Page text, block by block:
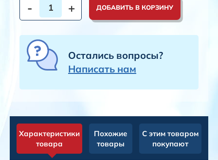
- + ДОБАВИТЬ В КОРЗИНУ
Остались вопросы?
Написать нам
Характеристики
товара
Похожие
товары
С этим товаром
покупают